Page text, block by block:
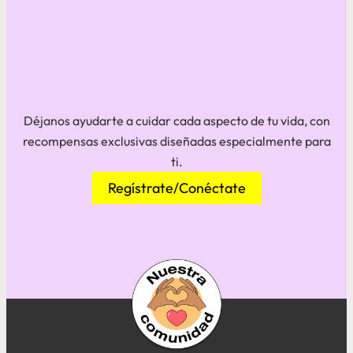
Déjanos ayudarte a cuidar cada aspecto de tu vida, con
recompensas exclusivas diseñadas especialmente para
ti.
Regístrate/Conéctate